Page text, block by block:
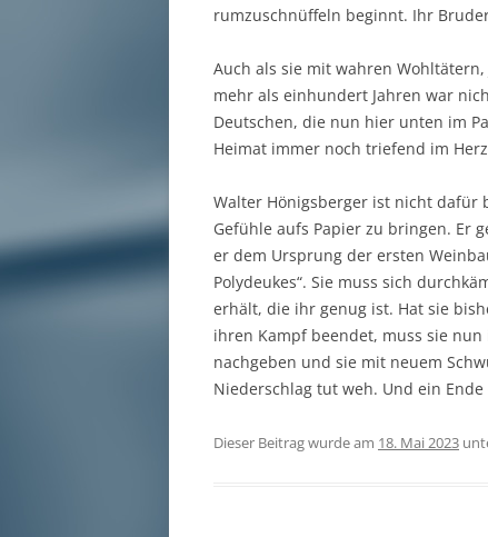
rumzuschnüffeln beginnt. Ihr
Auch als sie mit wahren
mehr als einhundert Jahren war
Deutschen, die nun hier unten im
Heimat immer noch triefend im
Walter Hönigsberger ist nicht dafür
Gefühle aufs Papier zu bringen. Er
er dem Ursprung der ersten
Polydeukes“. Sie muss sich
erhält, die ihr genug ist. Hat sie
ihren Kampf beendet, muss sie
nachgeben und sie mit neuem
Niederschlag tut weh. Und ein
Dieser Beitrag wurde am 18. Mai 2023